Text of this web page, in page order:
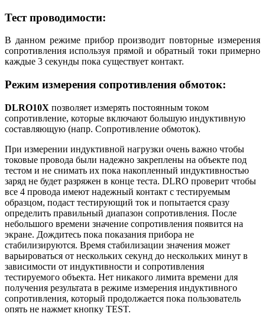
Тест проводимости:
В данном режиме прибор производит повторные измерения
сопротивления используя прямой и обратный токи примерно
каждые 3 секунды пока существует контакт.
Режим измерения сопротивления обмоток:
DLRO10X позволяет измерять постоянным током
сопротивление, которые включают большую индуктивную
составляющую (напр. Сопротивление обмоток).
При измерении индуктивной нагрузки очень важно чтобы
токовые провода были надежно закреплены на объекте под
тестом и не снимать их пока накопленный индуктивностью
заряд не будет разряжен в конце теста. DLRO проверит чтобы
все 4 провода имеют надежный контакт с тестируемым
образцом, подаст тестирующий ток и попытается сразу
определить правильный диапазон сопротивления. После
небольшого времени значение сопротивления появится на
экране. Дождитесь пока показания прибора не
стабилизируются. Время стабилизации значения может
варьироваться от нескольких секунд до нескольких минут в
зависимости от индуктивности и сопротивления
тестируемого объекта. Нет никакого лимита времени для
получения результата в режиме измерения индуктивного
сопротивления, который продолжается пока пользователь
опять не нажмет кнопку TEST.